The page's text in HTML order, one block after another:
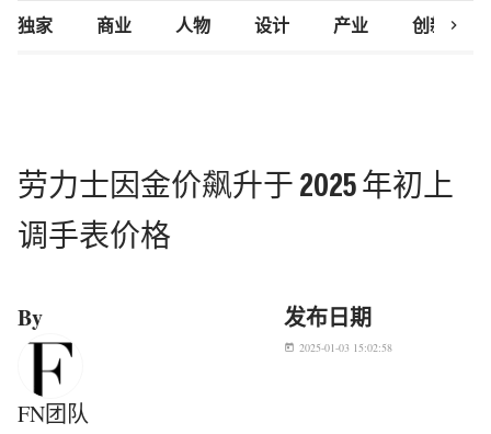
独家 商业 人物 设计 产业 创新研究
chevron_right
劳力士因金价飙升于 2025 年初上
调手表价格
By
FN团队
发布日期
today 2025-01-03 15:02:58